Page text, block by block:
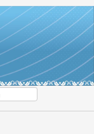
bảo hiểm y tế